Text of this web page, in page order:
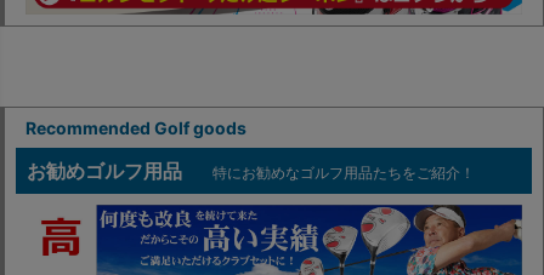
Recommended Golf goods
お勧めゴルフ用品 特にお勧めなゴルフ用品たちをご紹介！